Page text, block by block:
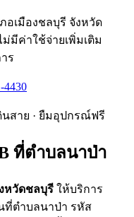
ภอเมืองชลบุรี จังหวัด
มีค่าใช้จ่ายเพิ่มเติม
ร
4430
นสาย · ยืมอุปกรณ์ฟรี
ที่ตำบลนาป่า
หวัดชลบุรี ให้บริการ
ที่ตำบลนาป่า รหัส